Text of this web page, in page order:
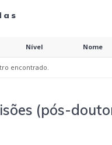
Nível Nome
encontrado.
(pós-